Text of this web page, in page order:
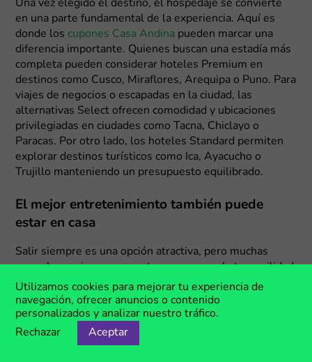
Una vez elegido el destino, el hospedaje se convierte
en una parte fundamental de la experiencia. Aquí es
donde los cupones Casa Andina pueden marcar una
diferencia importante. Quienes buscan una estadía más
completa pueden considerar hoteles Premium en
destinos como Cusco, Miraflores, Arequipa o Puno. Para
viajes de negocios o escapadas en la ciudad, las
alternativas Select ofrecen comodidad y ubicaciones
privilegiadas en ciudades como Tacna, Chiclayo o
Paracas. Por otro lado, los hoteles Standard permiten
explorar destinos turísticos como Ica, Ayacucho o
Trujillo manteniendo un presupuesto equilibrado.
El mejor entretenimiento también puede
estar en casa
Salir siempre es una opción atractiva, pero muchas
veces los mejores momentos ocurren en la tranquilidad
del hogar. Una maratón de series, una noche de
películas en familia o un evento deportivo compartido
con amigos pueden convertirse en una increíble
experiencia. Por ejemplo, los
te permiten acceder a una amplia variedad de
Utilizamos cookies para mejorar tu experiencia de
navegación, ofrecer anuncios o contenido
personalizados y analizar nuestro tráfico.
Rechazar
Aceptar